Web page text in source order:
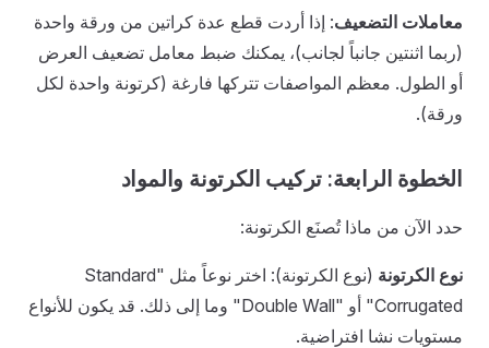
معاملات التضعيف: إذا أردت قطع عدة كراتين من ورقة واحدة
(ربما اثنتين جانباً لجانب)، يمكنك ضبط معامل تضعيف العرض
أو الطول. معظم المواصفات تتركها فارغة (كرتونة واحدة لكل
ورقة).
الخطوة الرابعة: تركيب الكرتونة والمواد
حدد الآن من ماذا تُصنَع الكرتونة:
نوع الكرتونة
(نوع الكرتونة): اختر نوعاً مثل "Standard
Corrugated" أو "Double Wall" وما إلى ذلك. قد يكون للأنواع
مستويات نشا افتراضية.